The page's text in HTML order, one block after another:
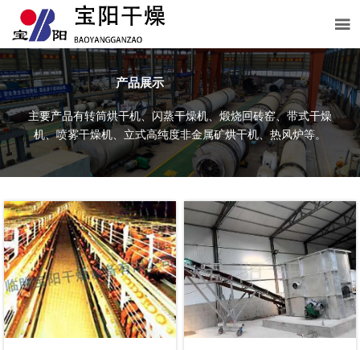

产品展示
主要产品有转筒烘干机、闪蒸干燥机、煅烧回砖窑、带式干燥
机、喷雾干燥机、立式高纯度非金属矿烘干机、热风炉等。